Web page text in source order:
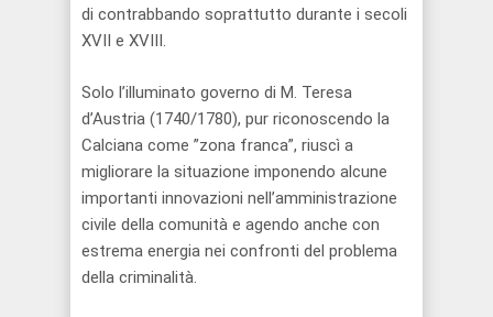
di contrabbando soprattutto durante i secoli
XVII e XVIII.
Solo l’illuminato governo di M. Teresa
d’Austria (1740/1780), pur riconoscendo la
Calciana come ”zona franca”, riuscì a
migliorare la situazione imponendo alcune
importanti innovazioni nell’amministrazione
civile della comunità e agendo anche con
estrema energia nei confronti del problema
della criminalità.